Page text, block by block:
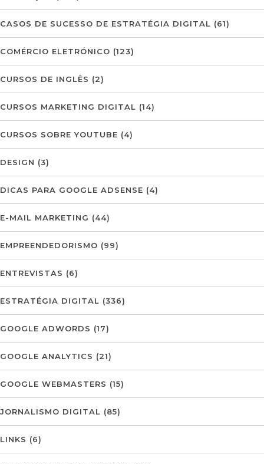
CASOS DE SUCESSO DE ESTRATÉGIA DIGITAL (61)
COMÉRCIO ELETRÓNICO (123)
CURSOS DE INGLÊS (2)
CURSOS MARKETING DIGITAL (14)
CURSOS SOBRE YOUTUBE (4)
DESIGN (3)
DICAS PARA GOOGLE ADSENSE (4)
E-MAIL MARKETING (44)
EMPREENDEDORISMO (99)
ENTREVISTAS (6)
ESTRATÉGIA DIGITAL (336)
GOOGLE ADWORDS (17)
GOOGLE ANALYTICS (21)
GOOGLE WEBMASTERS (15)
JORNALISMO DIGITAL (85)
LINKS (6)